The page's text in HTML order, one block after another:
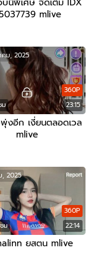
mlive
ม 23:15
360P
คม, 2025
งอีก เงี่ยนตลอดเวล
mlive
ม 22:14
360P
, 2025
ยสตน mlive